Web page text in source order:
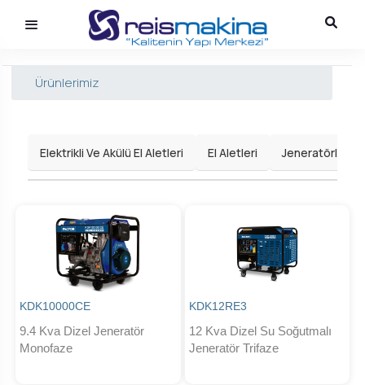
Ürünlerimiz
Elektrikli Ve Akülü El Aletleri El Aletleri Jeneratörler
KDK10000CE
9.4 Kva Dizel Jeneratör
Monofaze
KDK12RE3
12 Kva Dizel Su Soğutmalı
Jeneratör Trifaze